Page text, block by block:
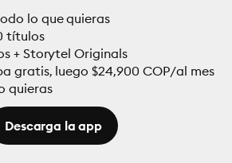
lo que quieras
títulos
+ Storytel Originals
gratis, luego $24,900 COP/al mes
quieras
Descarga la app